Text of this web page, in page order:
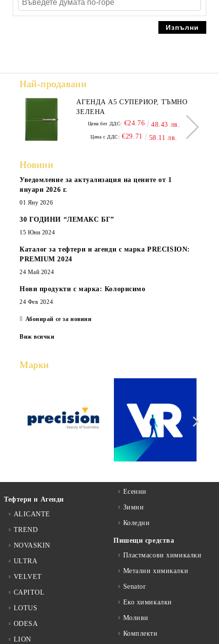
Най-продавани
АГЕНДА А5 СУПЕРИОР, ТЪМНО
ЗЕЛЕНА
Цена без ДДС: €24.76 48.43 лв.
Цена с ДДС: €29.71 58.11 лв.
Новини
Уведомление за актуализация на цените от 1
януари 2026 г.
01 Яну 2026
30 ГОДИНИ “ЛЕМАКС БГ”
15 Юни 2024
Каталог за тефтери и агенди с марка PRECISION:
PREMIUM 2024
24 Май 2024
Нови продукти с марка: Колорисимо
24 Фев 2024
Абонирай се за новини
Виж всички
Марки
Тефтери и Агенди
ALICANTE
TREND
NOVASKIN
ULTRA
VELVET
CAPITOL
LOTUS
ODESA
LION
Есенни
Зимни
Коледни
Пишещи средства
Пластмасови химикалки
Метални химикалки
Senator
Еко химикалки
Моливи
Комплекти